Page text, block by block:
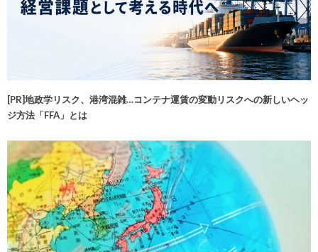
[PR]地政学リスク、港湾混雑…コンテナ運賃の変動リスクへの新しいヘッ
ジ方法「FFA」とは